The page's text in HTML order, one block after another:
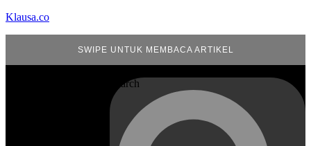
Klausa.co
SWIPE UNTUK MEMBACA ARTIKEL
Search